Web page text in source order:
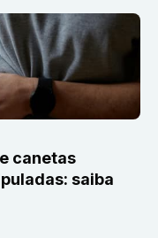
canetas
saiba